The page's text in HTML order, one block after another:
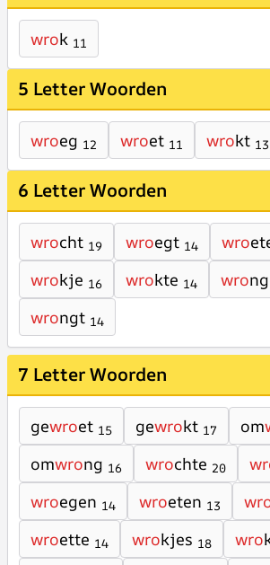
wrok 11
5 Letter Woorden
wroeg 12 wroet 11 wrokt 13
6 Letter Woorden
wrocht 19 wroegt 14 wro
wrokje 16 wrokte 14 wro
wrongt 14
7 Letter Woorden
gewroet 15 gewrokt 17 om
omwrong 16 wrochte 20
wroegen 14 wroeten 13
wroette 14 wrokjes 18 wro